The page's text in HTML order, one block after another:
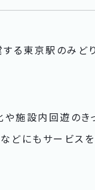
る東京駅のみど
施設内回遊の
どにもサービス